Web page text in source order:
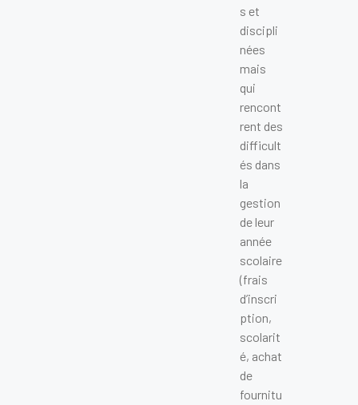
s et
discipli
nées
mais
qui
rencont
rent des
difficult
és dans
la
gestion
de leur
année
scolaire
(frais
d’inscri
ption,
scolarit
é, achat
de
fournitu